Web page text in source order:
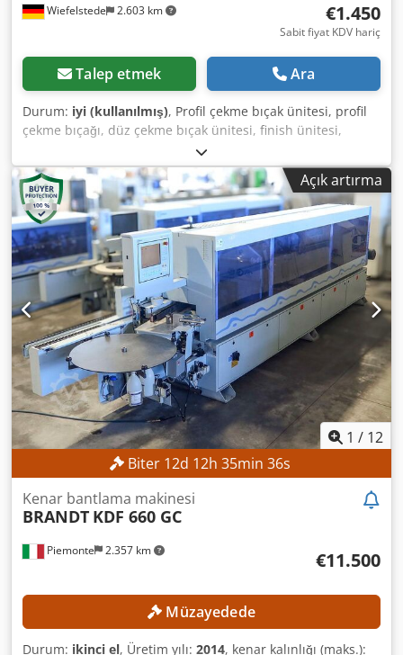
Wiefelstede 2.603 km €1.450
Sabit fiyat KDV hariç
Talep etmek Ara
Durum: iyi (kullanılmış), Profil çekme bıçak ünitesi, profil
çekme bıçağı, düz çekme bıçak ünitesi, finish ünitesi,
modüler ünite sistemi, format işleme ünitesi, çift uçlu
profil makinesi, kenar işleme makinesi, kenar işleme
makinesi için çekme bıçağı Chjdsgylq Sjpfx Aqiea - Üretici:
Homag, BRANDT KM 36 / KM35 kenar bantlama
makinesinden alınan profil çekme bıçağı - Adet: 1 adet
mevcut - Ölçüler: 510/430/H570 mm - Ağırlık: 62 kg
Açık artırma
1 / 12
Biter 12d 12h 35min 34s
Piemonte 2.357 km
Kenar bantlama makinesi
BRANDT KDF 660 GC
€11.500
Müzayedede
Durum: ikinci el, Üretim yılı: 2014, kenar kalınlığı (maks.):